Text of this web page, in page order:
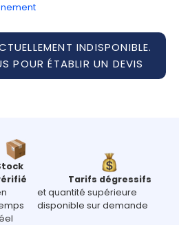
INDISPONIBLE.
POUR ÉTABLIR UN DEVIS
Tarifs dégressifs
et quantité supérieure
disponible sur demande